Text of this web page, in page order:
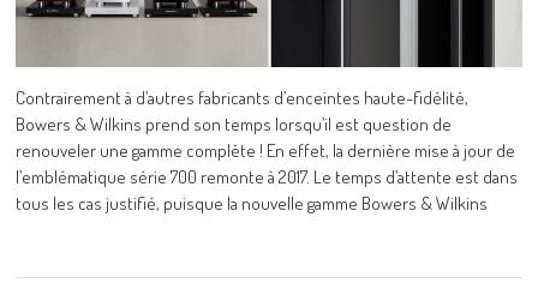
Contrairement à d’autres fabricants d’enceintes haute-fidélité,
Bowers & Wilkins prend son temps lorsqu’il est question de
renouveler une gamme complète ! En effet, la dernière mise à jour de
l’emblématique série 700 remonte à 2017. Le temps d’attente est dans
tous les cas justifié, puisque la nouvelle gamme Bowers & Wilkins